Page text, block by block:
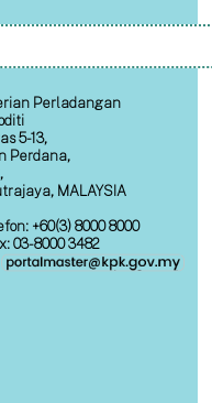
Perladangan
5-13,
Perdana,
MALAYSIA
+60(3) 8000 8000
03-8000 3482